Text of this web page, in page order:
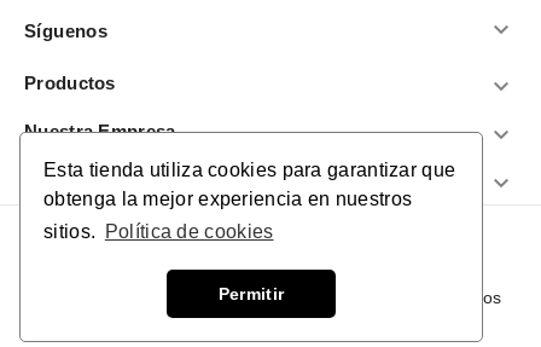
Esta tienda utiliza cookies para garantizar que
obtenga la mejor experiencia en nuestros
sitios.
Política de cookies
Permitir
Síguenos 
Productos 
Nuestra Empresa 
¿Te Ayudamos? 
© 2026 - El Gigante de los Empeños. Todos los derechos